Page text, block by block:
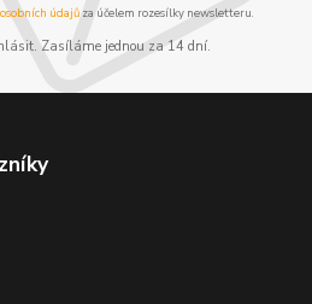
údajůza účelem rozesílky newsletteru.
Zasíláme jednou za 14 dní.